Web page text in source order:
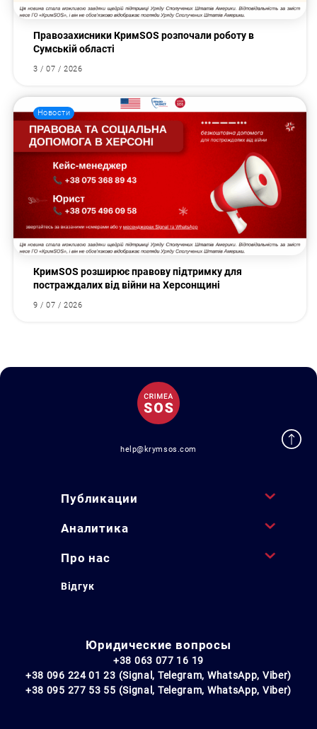
Правозахисники КримSOS розпочали роботу в
Сумській області
3 / 07 / 2026
Новости
КримSOS розширює правову підтримку для
постраждалих від війни на Херсонщині
9 / 07 / 2026
help@krymsos.com
Публикации
Аналитика
Про нас
Відгук
Юридические вопросы
+38 063 077 16 19
+38 096 224 01 23 (Signal, Telegram, WhatsApp, Viber)
+38 095 277 53 55 (Signal, Telegram, WhatsApp, Viber)